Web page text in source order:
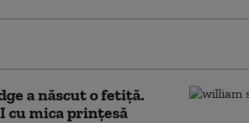
a născut o fetiţă.
cu mica prințesă